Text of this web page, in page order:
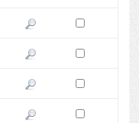
Pokaż podgląd wersji z dnia
Zaznacz wersję do
Pokaż podgląd wersji z dnia
Zaznacz wersję do
Pokaż podgląd wersji z dnia
Zaznacz wersję do
Pokaż podgląd wersji z dnia
Zaznacz wersję do